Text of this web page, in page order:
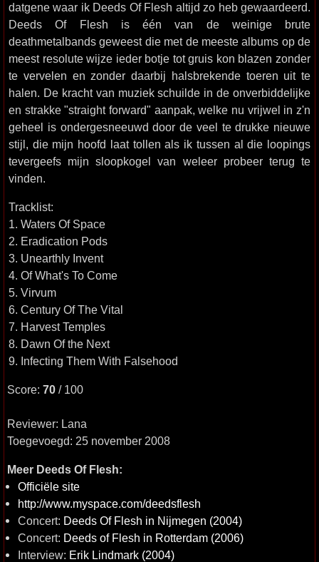
datgene waar ik Deeds Of Flesh altijd zo heb gewaardeerd.
Deeds Of Flesh is één van de weinige brute
deathmetalbands geweest die met de meeste albums op de
meest resolute wijze ieder botje tot gruis kon blazen zonder
te vervelen en zonder daarbij halsbrekende toeren uit te
halen. De kracht van muziek schuilde in de onverbiddelijke
en strakke "straight forward" aanpak, welke nu vrijwel in z'n
geheel is ondergesneeuwd door de veel te drukke nieuwe
stijl, die mijn hoofd laat tollen als ik tussen al die loopings
tevergeefs mijn sloopkogel van weleer probeer terug te
vinden.
Tracklist:
1. Waters Of Space
2. Eradication Pods
3. Unearthly Invent
4. Of What's To Come
5. Virvum
6. Century Of The Vital
7. Harvest Temples
8. Dawn Of the Next
9. Infecting Them With Falsehood
Score: 70 / 100
Reviewer: Lana
Toegevoegd: 25 november 2008
Meer Deeds Of Flesh:
Officiële site
http://www.myspace.com/deedsflesh
Concert: Deeds Of Flesh in Nijmegen (2004)
Concert: Deeds of Flesh in Rotterdam (2006)
Interview: Erik Lindmark (2004)